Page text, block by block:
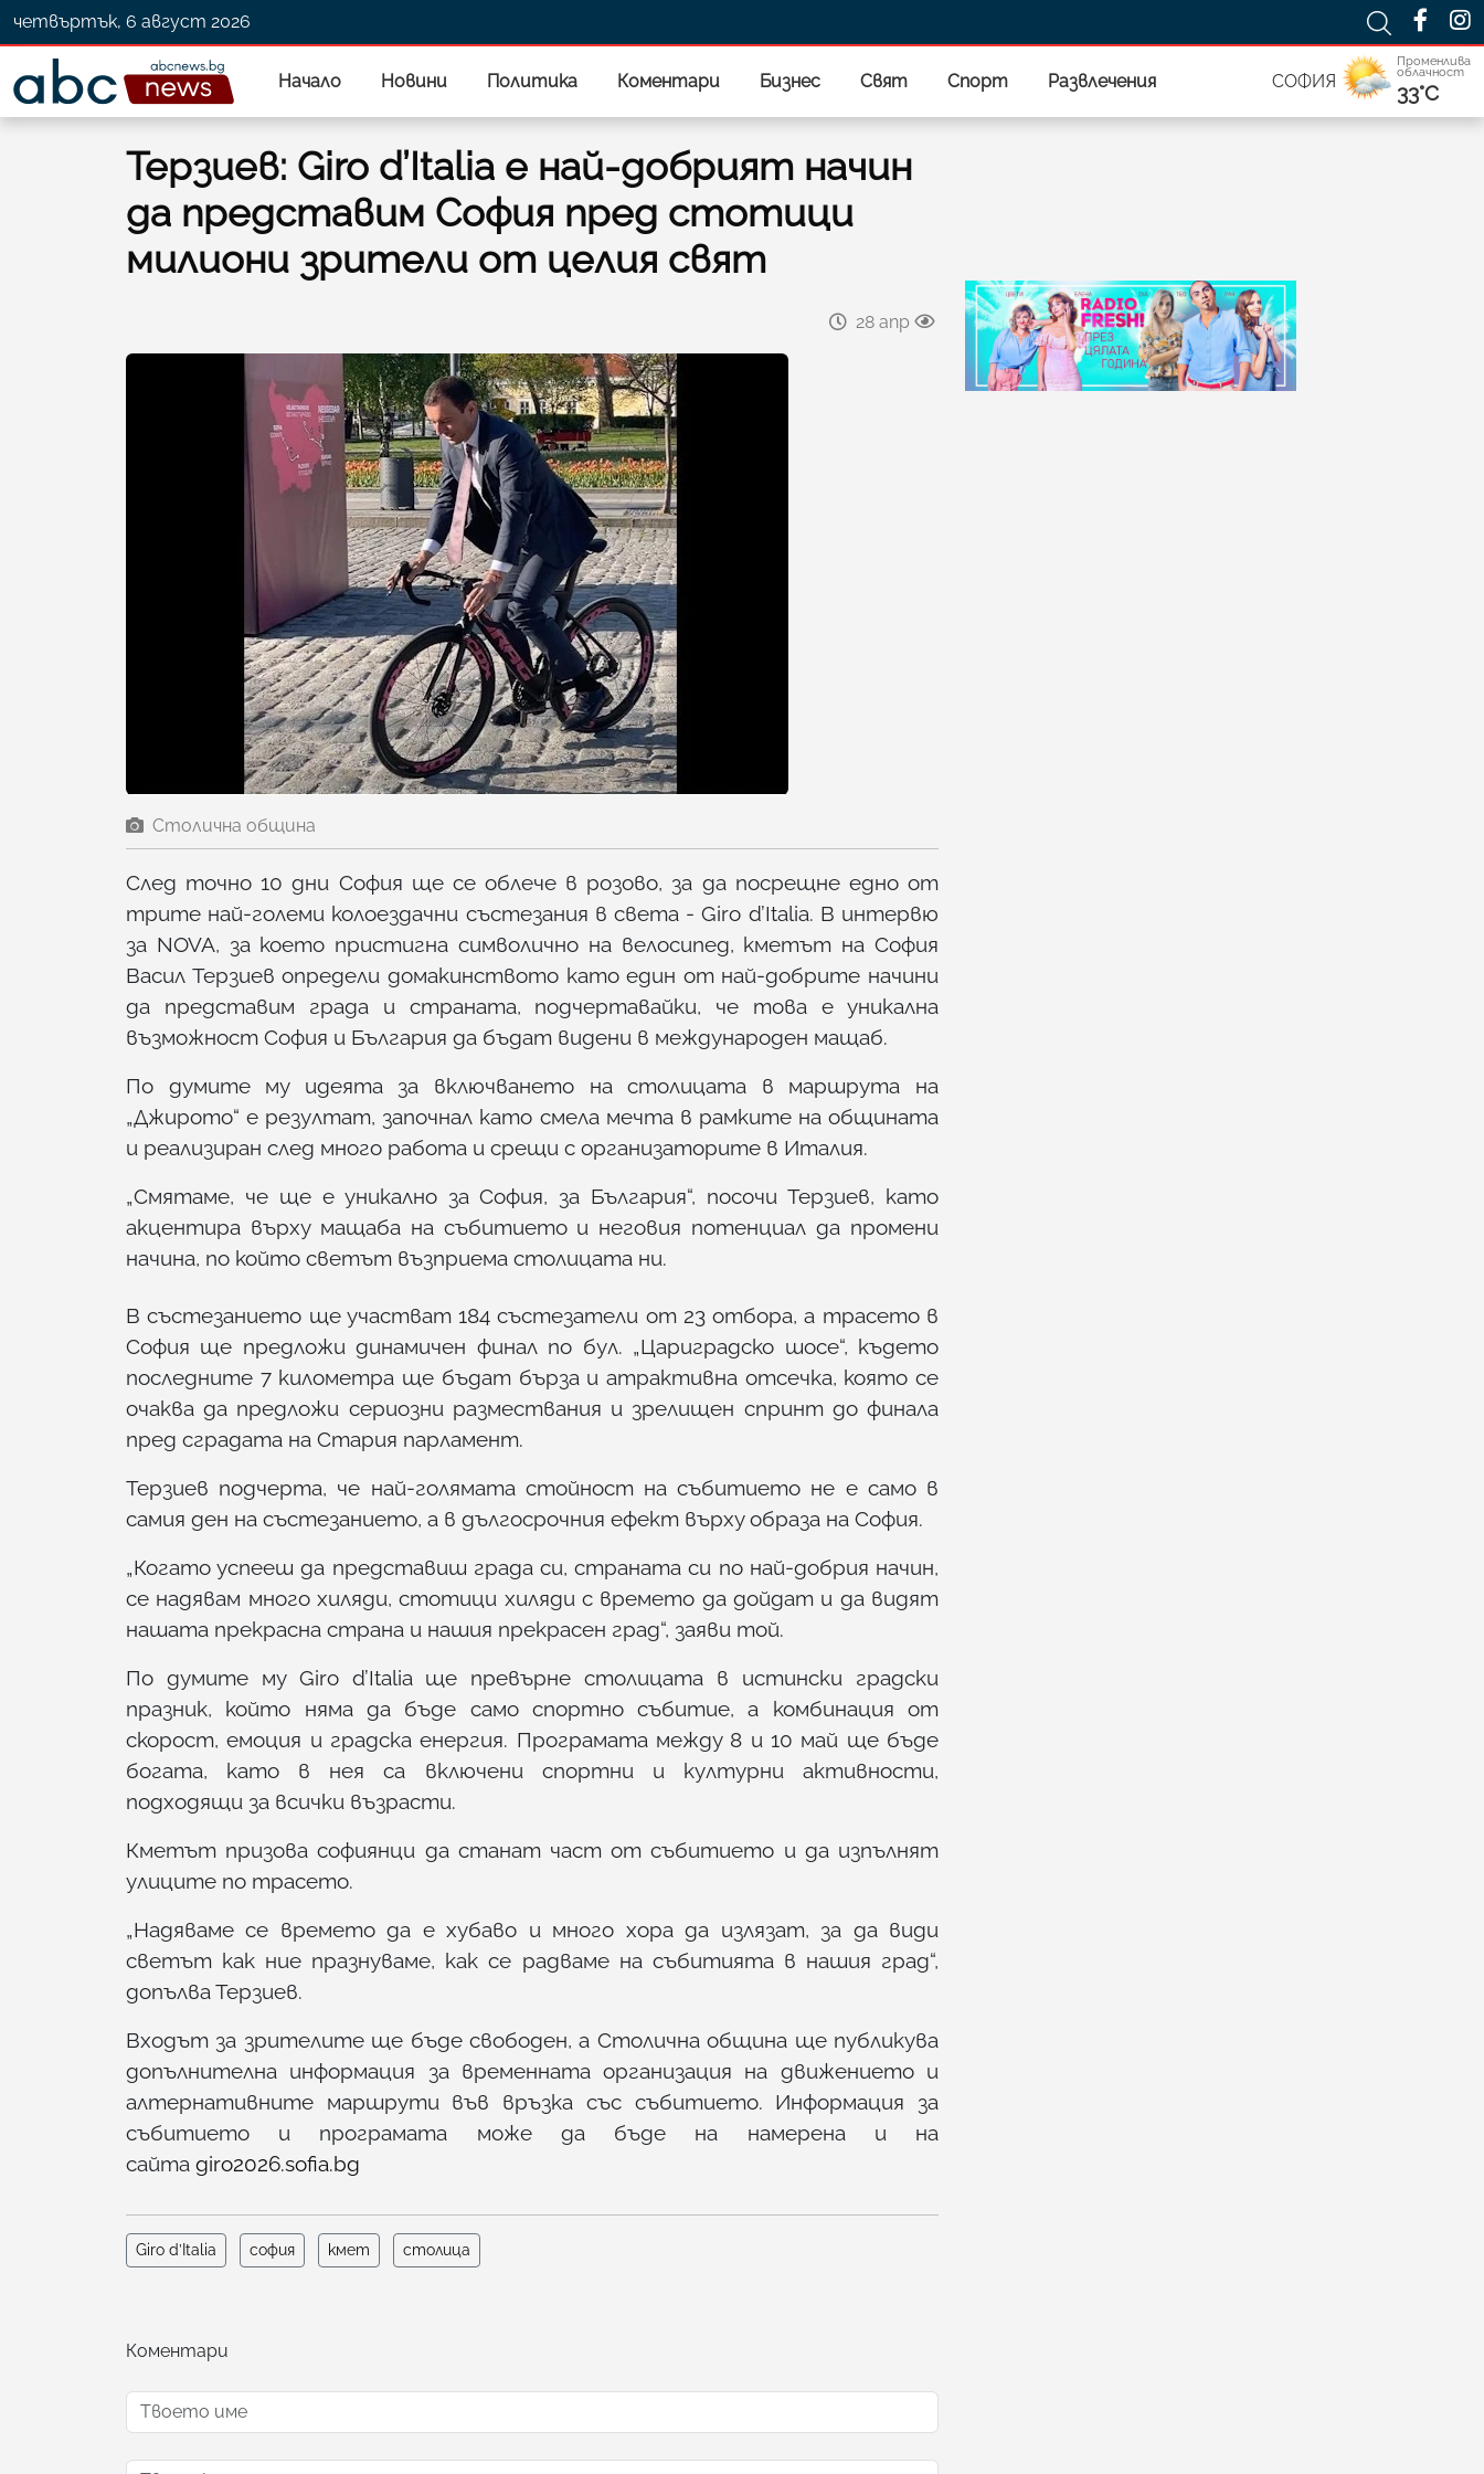
четвъртък, 6 август 2026
Начало Новини Политика Коментари Бизнес Свят Спорт Развлечения СОФИЯ
Променлива
облачност
33°C
Терзиев: Giro d’Italia е най-добрият начин
да представим София пред стотици
милиони зрители от целия свят
28 апр
Столична община
След точно 10 дни София ще се облече в розово, за да посрещне едно от
трите най-големи колоездачни състезания в света - Giro d’Italia. В интервю
за NOVA, за което пристигна символично на велосипед, кметът на София
Васил Терзиев определи домакинството като един от най-добрите начини
да представим града и страната, подчертавайки, че това е уникална
възможност София и България да бъдат видени в международен мащаб.
По думите му идеята за включването на столицата в маршрута на
„Джирото“ е резултат, започнал като смела мечта в рамките на общината
и реализиран след много работа и срещи с организаторите в Италия.
„Смятаме, че ще е уникално за София, за България“, посочи Терзиев, като
акцентира върху мащаба на събитието и неговия потенциал да промени
начина, по който светът възприема столицата ни.
В състезанието ще участват 184 състезатели от 23 отбора, а трасето в
София ще предложи динамичен финал по бул. „Цариградско шосе“, където
последните 7 километра ще бъдат бърза и атрактивна отсечка, която се
очаква да предложи сериозни размествания и зрелищен спринт до финала
пред сградата на Стария парламент.
Терзиев подчерта, че най-голямата стойност на събитието не е само в
самия ден на състезанието, а в дългосрочния ефект върху образа на София.
„Когато успееш да представиш града си, страната си по най-добрия начин,
се надявам много хиляди, стотици хиляди с времето да дойдат и да видят
нашата прекрасна страна и нашия прекрасен град“, заяви той.
По думите му Giro d’Italia ще превърне столицата в истински градски
празник, който няма да бъде само спортно събитие, а комбинация от
скорост, емоция и градска енергия. Програмата между 8 и 10 май ще бъде
богата, като в нея са включени спортни и културни активности,
подходящи за всички възрасти.
Кметът призова софиянци да станат част от събитието и да изпълнят
улиците по трасето.
„Надяваме се времето да е хубаво и много хора да излязат, за да види
светът как ние празнуваме, как се радваме на събитията в нашия град“,
допълва Терзиев.
Входът за зрителите ще бъде свободен, а Столична община ще публикува
допълнителна информация за временната организация на движението и
алтернативните маршрути във връзка със събитието. Информация за
събитието и програмата може да бъде на намерена и на
сайта giro2026.sofia.bg
Giro d’Italia софия кмет столица
Коментари